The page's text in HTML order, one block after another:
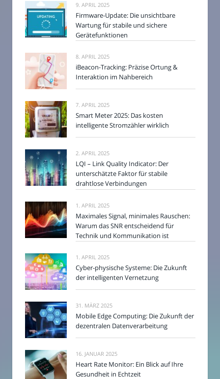
9. APRIL 2025
Firmware-Update: Die unsichtbare
Wartung für stabile und sichere
Gerätefunktionen
8. APRIL 2025
iBeacon-Tracking: Präzise Ortung &
Interaktion im Nahbereich
7. APRIL 2025
Smart Meter 2025: Das kosten
intelligente Stromzähler wirklich
2. APRIL 2025
LQI – Link Quality Indicator: Der
unterschätzte Faktor für stabile
drahtlose Verbindungen
1. APRIL 2025
Maximales Signal, minimales Rauschen:
Warum das SNR entscheidend für
Technik und Kommunikation ist
1. APRIL 2025
Cyber-physische Systeme: Die Zukunft
der intelligenten Vernetzung
31. MÄRZ 2025
Mobile Edge Computing: Die Zukunft der
dezentralen Datenverarbeitung
16. JANUAR 2025
Heart Rate Monitor: Ein Blick auf Ihre
Gesundheit in Echtzeit